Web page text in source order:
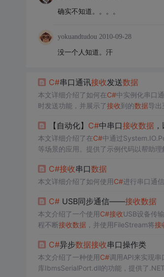
确实不知道。。。。
yokuandtudou 2010-09-28
没一个人知道。汗
C#串口通讯接收发送数据
本文详细介绍了如何在C#中实例化串口
时发送功能，并展示了接收到的数据导出
【自动化】 C#中串口接收数据
本文详细介绍了在C#中通过
等场景的应用。提供了示例代码以帮助理
C#接收串口数据
本文详细介绍了如何使用C#进行串口通
C#USB同步通信——接收数据
本文介绍了一个使用C#接收USB设备传
程不断接收数据，并使用FileStream将接
C#异步数据接收串口操作类
本文介绍了一种使用C#调用API来实现串
库IbmsSerialPort.dll的功能，提供了